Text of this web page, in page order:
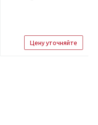
Цену уточняйте